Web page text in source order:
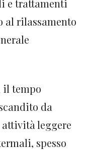
e trattamenti
al rilassamento
il tempo
da
leggere
spesso